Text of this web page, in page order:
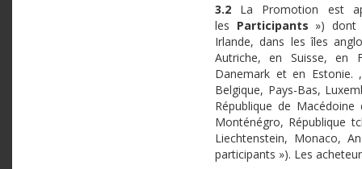
3.2 La Promotion est
les Participants ») dont
Irlande, dans les îles
Autriche, en Suisse, en
Danemark et en Estonie.
Belgique, Pays-Bas,
République de
Monténégro, République
Liechtenstein, Monaco,
participants »). Les